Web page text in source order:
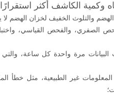
وكمية الكاشف أكثر
والتلوث الخفيف لخزان الهضم لا
والفحص القياسي، واختبار
غير الطبيعية، مثل خطأ